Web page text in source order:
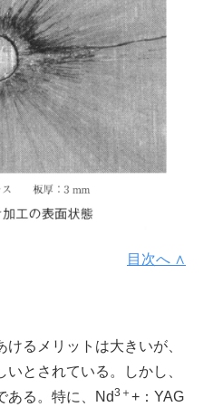
目次へ ∧
るメリットは大きいが、
とされている。しかし、
ある。特に、Nd3＋ +：YAG